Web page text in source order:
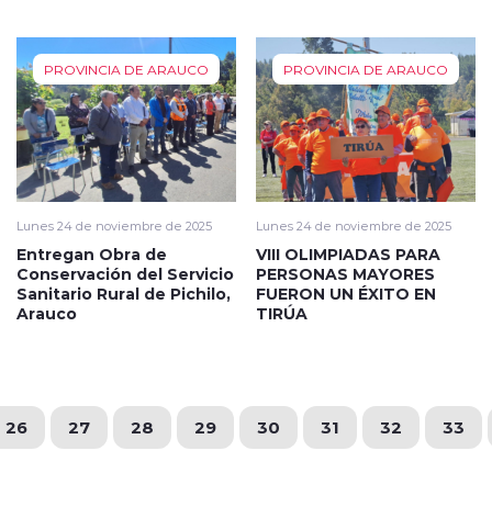
PROVINCIA DE ARAUCO
Lunes 24 de noviembre de 2025
Entregan Obra de
Conservación del Servicio
Sanitario Rural de Pichilo,
Arauco
PROVINCIA DE ARAUCO
Lunes 24 de noviembre de 2025
VIII OLIMPIADAS PARA
PERSONAS MAYORES
FUERON UN ÉXITO EN
TIRÚA
26 27 28 29 30 31 32 33